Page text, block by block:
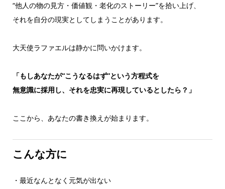
“他人の物の見方・価値観・老化のストーリー”を拾い上げ、
それを自分の現実としてしまうことがあります。
大天使ラファエルは静かに問いかけます。
「もしあなたが“こうなるはず”という方程式を
無意識に採用し、それを忠実に再現しているとしたら？」
ここから、あなたの書き換えが始まります。
こんな方に
・最近なんとなく元気が出ない